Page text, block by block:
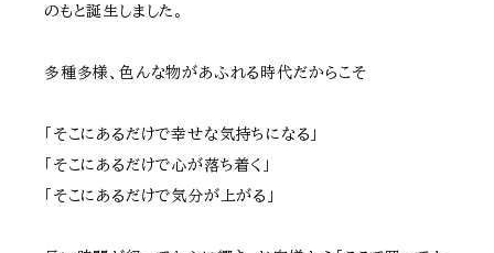
のもと誕生しました。
多種多様、色んな物があふれる時代だからこそ
「そこにあるだけで幸せな気持ちになる」
「そこにあるだけで心が落ち着く」
「そこにあるだけで気分が上がる」